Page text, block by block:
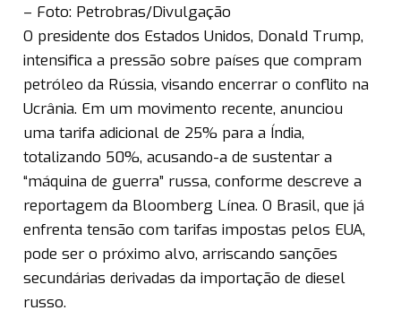
– Foto: Petrobras/Divulgação
O presidente dos Estados Unidos, Donald Trump,
intensifica a pressão sobre países que compram
petróleo da Rússia, visando encerrar o conflito na
Ucrânia. Em um movimento recente, anunciou
uma tarifa adicional de 25% para a Índia,
totalizando 50%, acusando-a de sustentar a
“máquina de guerra” russa, conforme descreve a
reportagem da Bloomberg Línea. O Brasil, que já
enfrenta tensão com tarifas impostas pelos EUA,
pode ser o próximo alvo, arriscando sanções
secundárias derivadas da importação de diesel
russo.